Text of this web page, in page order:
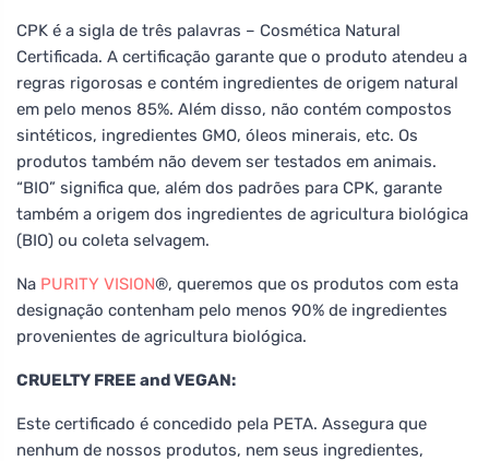
CPK é a sigla de três palavras – Cosmética Natural
Certificada. A certificação garante que o produto atendeu a
regras rigorosas e contém ingredientes de origem natural
em pelo menos 85%. Além disso, não contém compostos
sintéticos, ingredientes GMO, óleos minerais, etc. Os
produtos também não devem ser testados em animais.
“BIO” significa que, além dos padrões para CPK, garante
também a origem dos ingredientes de agricultura biológica
(BIO) ou coleta selvagem.
Na PURITY VISION®, queremos que os produtos com esta
designação contenham pelo menos 90% de ingredientes
provenientes de agricultura biológica.
CRUELTY FREE and VEGAN:
Este certificado é concedido pela PETA. Assegura que
nenhum de nossos produtos, nem seus ingredientes,